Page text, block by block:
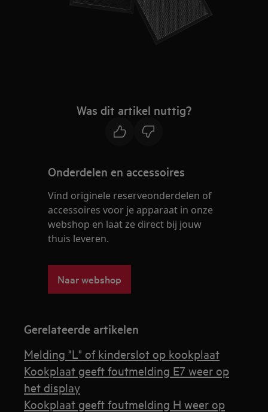
Was dit artikel nuttig?
Onderdelen en accessoires
Vind originele reserveonderdelen of
accessoires voor je apparaat in onze
webshop en laat ze direct bij jouw
thuis leveren.
Naar webshop
Gerelateerde artikelen
Melding "L" of kinderslot op kookplaat
Kookplaat geeft foutmelding E7 weer op
het display
Kookplaat geeft foutmelding H weer op